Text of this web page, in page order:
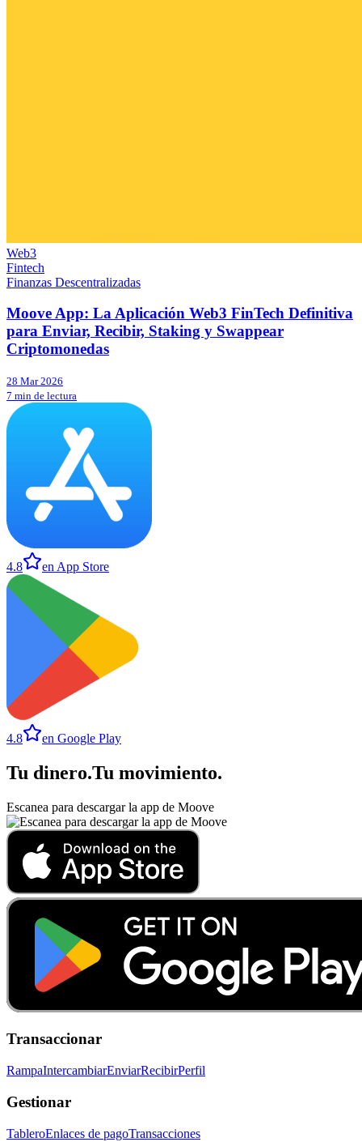
Web3
Fintech
Finanzas Descentralizadas
Moove App: La Aplicación Web3 FinTech Definitiva
para Enviar, Recibir, Staking y Swappear
Criptomonedas
28 Mar 2026
7 min de lectura
4.8 en App Store
4.8 en Google Play
Tu dinero.Tu movimiento.
Escanea para descargar la app de Moove
Transaccionar
RampaIntercambiarEnviarRecibirPerfil
Gestionar
TableroEnlaces de pagoTransacciones